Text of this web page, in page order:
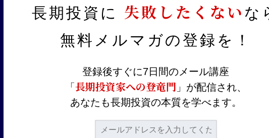
年初来高値を更新！大型割安
くり着実にお金持ちになる方
tsubame104/tsubame104.com/public_html/wp-
長期投資に 失敗したくない な
無料メルマガの登録を！
登録後すぐに7日間のメール講座
「 長期投資家への登竜門 」が配信され、
あなたも長期投資の本質を学べます。